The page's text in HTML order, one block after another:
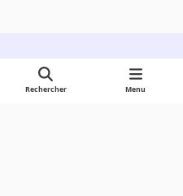
Rechercher Menu